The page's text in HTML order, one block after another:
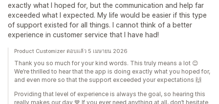
exactly what I hoped for, but the communication and help far
exceeded what I expected. My life would be easier if this type
of support existed for all things. I cannot think of a better
experience in customer service that I have had!
Product Customizer ตอบแล้ว 5 เมษายน 2026
Thank you so much for your kind words. This truly means a lot 😊
We’re thrilled to hear that the app is doing exactly what you hoped for,
and even more so that the support exceeded your expectations 🙌
Providing that level of experience is always the goal, so hearing this
really makes our day 💙 If you ever need anything at all, don’t hesitate